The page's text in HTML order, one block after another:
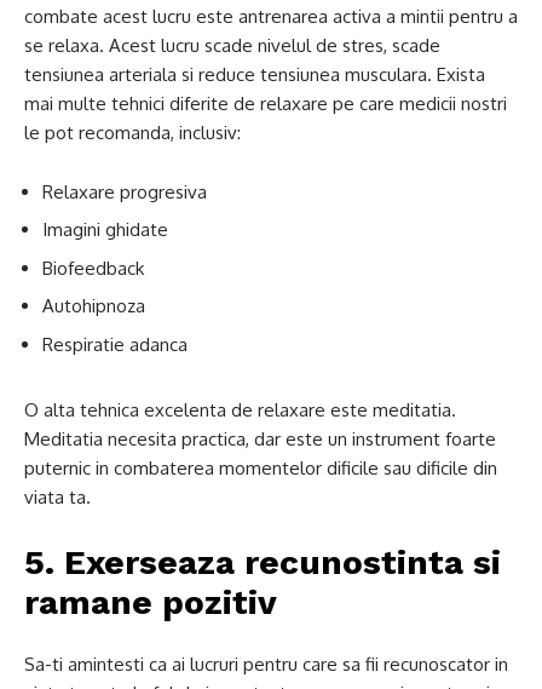
combate acest lucru este antrenarea activa a mintii pentru a
se relaxa. Acest lucru scade nivelul de stres, scade
tensiunea arteriala si reduce tensiunea musculara. Exista
mai multe tehnici diferite de relaxare pe care medicii nostri
le pot recomanda, inclusiv:
Relaxare progresiva
Imagini ghidate
Biofeedback
Autohipnoza
Respiratie adanca
O alta tehnica excelenta de relaxare este meditatia.
Meditatia necesita practica, dar este un instrument foarte
puternic in combaterea momentelor dificile sau dificile din
viata ta.
5. Exerseaza recunostinta si
ramane pozitiv
Sa-ti amintesti ca ai lucruri pentru care sa fii recunoscator in